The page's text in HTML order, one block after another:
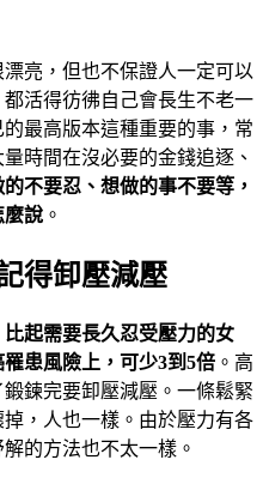
亮，但也不保證人一定可以
活得彷彿自己會長生不老一
最高版本這種重要的事，常
時間在沒必要的金錢追逐、
不要忍、想做的事不要等，
麼說 。
得卸壓減壓
起需要長久忍受壓力的女
患風險上，可少3到5倍 。高
鍊完要卸壓減壓。一條鬆緊
，人也一樣。由於壓力有各
的方法也不太一樣。